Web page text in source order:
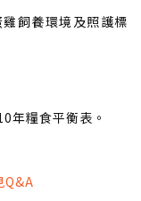
飼養環境及照護標
年糧食平衡表。
Q&A